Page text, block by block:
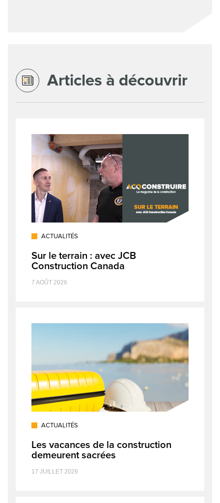
Articles à découvrir
ACTUALITÉS
Sur le terrain : avec JCB
Construction Canada
7 AOÛT 2026
ACTUALITÉS
Les vacances de la construction
demeurent sacrées
17 JUILLET 2026